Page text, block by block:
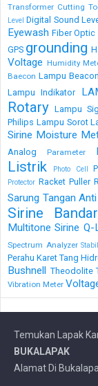
Transformer Cutting
Level Digital Sound
Eyewash Fiber Optic
GPS grounding
Voltage Humidity
Baecon Lampu Beacon
Lampu Indikator
Rotary Lampu
Philips Lampu Sorot
Sirine Moisture
Analog
Parameter
Listrik
Photo Cell
Protector Racket Puller
Sarung Tangan
Sirine
Multitone Sirine Q-
Spectrum Analyzer
Perahu Karet Tang
Bushnell Theodolite
Vibration Meter
Temukan Lapak
BUKALAPAK
Alamat Di